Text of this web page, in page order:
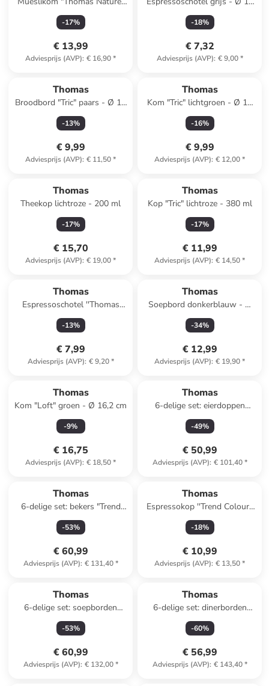
blauw - Ø 15 cm
-17%
€ 13,99
Adviesprijs (AVP): € 16,90*
cm
-18%
€ 7,32
Adviesprijs (AVP): € 9,00*
Thomas
Broodbord "Tric" paars - Ø 18
cm
-13%
€ 9,99
Adviesprijs (AVP): € 11,50*
Thomas
Kom "Tric" lichtgroen - Ø 12
cm
-16%
€ 9,99
Adviesprijs (AVP): € 12,00*
Thomas
Theekop lichtroze - 200 ml
-17%
€ 15,70
Adviesprijs (AVP): € 19,00*
Thomas
Kop "Tric" lichtroze - 380 ml
-17%
€ 11,99
Adviesprijs (AVP): € 14,50*
Thomas
Espressoschotel ''Thomas
Cliff'' beige/wit - Ø 13 cm
-13%
€ 7,99
Adviesprijs (AVP): € 9,20*
Thomas
Soepbord donkerblauw - Ø
22 cm
-34%
€ 12,99
Adviesprijs (AVP): € 19,90*
Thomas
Kom "Loft" groen - Ø 16,2 cm
-9%
€ 16,75
Adviesprijs (AVP): € 18,50*
Thomas
6-delige set: eierdoppen
"Trend Colour" blauw - (H)2,5
x Ø 14 cm
-49%
€ 50,99
Adviesprijs (AVP): € 101,40*
Thomas
6-delige set: bekers "Trend
Colour" blauw - 360 ml
-53%
€ 60,99
Adviesprijs (AVP): € 131,40*
Thomas
Espressokop ''Trend Colour''
turquoise - 100 ml
-18%
€ 10,99
Adviesprijs (AVP): € 13,50*
Thomas
6-delige set: soepborden
"Trend Colour" blauw - (H)4,3
x Ø 24 cm
-53%
€ 60,99
Adviesprijs (AVP): € 132,00*
Thomas
6-delige set: dinerborden
"Trend Colour" grijs - (H)2,9 x
Ø 25,5 cm
-60%
€ 56,99
Adviesprijs (AVP): € 143,40*